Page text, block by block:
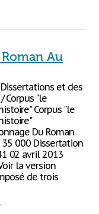
Au
et des
Corpus "le
Corpus "le
Du Roman
000 Dissertation
02 avril 2013
la version
de trois